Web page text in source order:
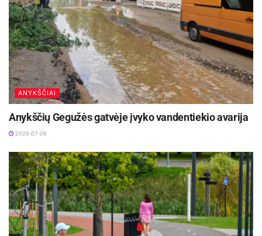
ANYKŠČIAI
Anykščių Gegužės gatvėje įvyko vandentiekio avarija
2026-07-08